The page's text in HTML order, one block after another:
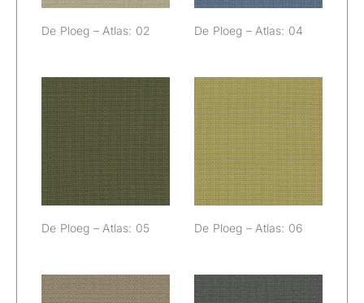
De Ploeg – Atlas: 02 De Ploeg – Atlas: 04
De Ploeg –
Atlas: 05
De Ploeg – Atlas: 05
De Ploeg –
Atlas: 06
De Ploeg – Atlas: 06